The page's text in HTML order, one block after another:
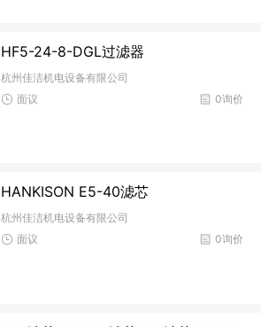
HF5-24-8-DGL过滤器
杭州佳洁机电设备有限公司
0询价
面议
HANKISON E5-40滤芯
杭州佳洁机电设备有限公司
0询价
面议